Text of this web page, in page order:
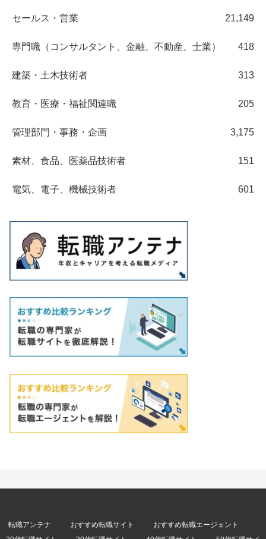
セールス・営業 21,149
専門職（コンサルタント、金融、不動産、士業） 418
建築・土木技術者 313
教育・医療・福祉関連職 205
管理部門・事務・企画 3,175
素材、食品、医薬品技術者 151
電気、電子、機械技術者 601
転職アンテナ おすすめ転職サイト
おすすめ転職エージェント